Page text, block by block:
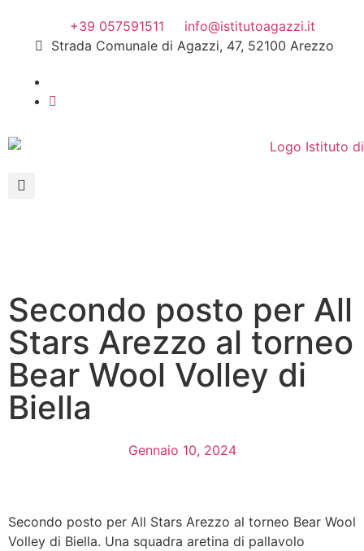
+39 057591511
info@istitutoagazzi.it
Strada Comunale di Agazzi, 47, 52100 Arezzo
Secondo posto per All
Stars Arezzo al torneo
Bear Wool Volley di
Biella
Gennaio 10, 2024
Secondo posto per All Stars Arezzo al torneo Bear Wool
Volley di Biella. Una squadra aretina di pallavolo